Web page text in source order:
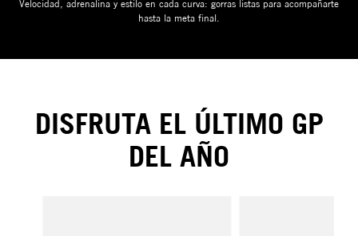
Velocidad, adrenalina y estilo en cada curva: gorras listas para acompañarte
hasta la meta final.
DISFRUTA EL ÚLTIMO GP
DEL AÑO